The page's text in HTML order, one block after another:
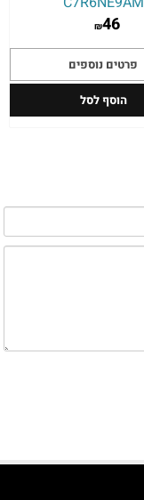
₪46
פרטים נוספים
הוסף לסל